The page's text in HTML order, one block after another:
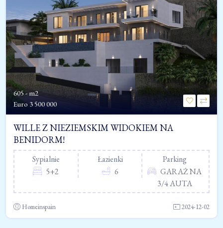
605 - m2
Euro 3 500 000
WILLE Z NIEZIEMSKIM WIDOKIEM NA
BENIDORM!
Sypialnie
5+2
Łazienki
6
Parking
GARAŻ NA
3/4 AUTA
Homeinspain 2024-12-02